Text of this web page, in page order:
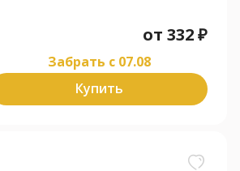
от 332₽
Забрать c 07.08
Купить